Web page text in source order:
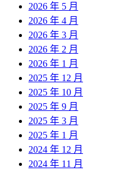
2026 年 5 月
2026 年 4 月
2026 年 3 月
2026 年 2 月
2026 年 1 月
2025 年 12 月
2025 年 10 月
2025 年 9 月
2025 年 3 月
2025 年 1 月
2024 年 12 月
2024 年 11 月